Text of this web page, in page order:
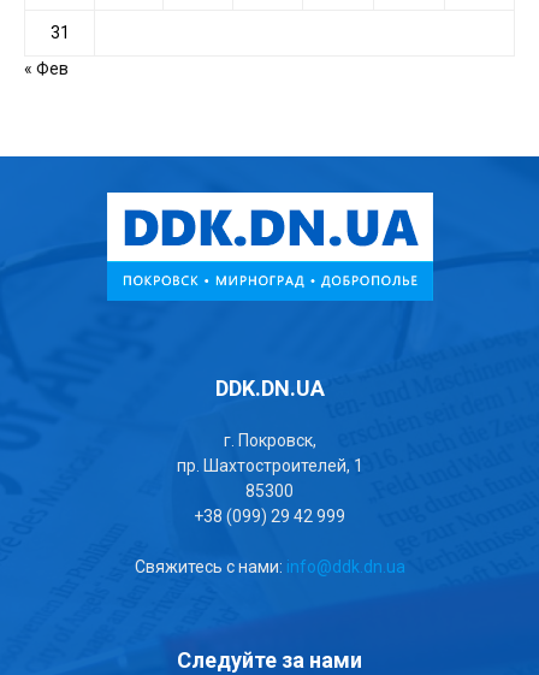
31
« Фев
DDK.DN.UA
г. Покровск,
пр. Шахтостроителей, 1
85300
+38 (099) 29 42 999
Свяжитесь с нами: info@ddk.dn.ua
Следуйте за нами